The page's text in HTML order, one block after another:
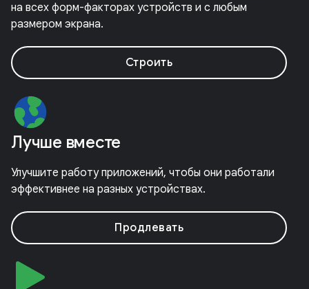
на всех форм-факторах устройств и с любым
размером экрана.
Строить
Лучше вместе
Улучшите работу приложений, чтобы они работали
эффективнее на разных устройствах.
Продлевать